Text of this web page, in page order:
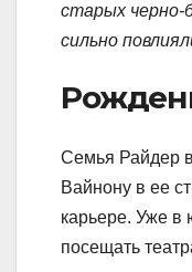
старых черно-
сильно
Семья Райдер
Вайнону в ее
карьере. Уже в
посещать